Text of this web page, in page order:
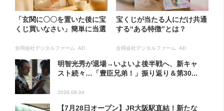
「玄関に〇〇を置いた後に宝
くじ買いなさい」簡単に当選
合同会社デジタルファーム AD
宝くじが当たる人にだけ共通
する“ある特徴”とは？
合同会社デジタルファーム AD
明智光秀が退場→いよいよ後半戦へ、新キャ
スト続々…「豊臣兄弟！」振り返り＆第30...
2026.08.04
【7月28日オープン】JR大阪駅直結！新たな